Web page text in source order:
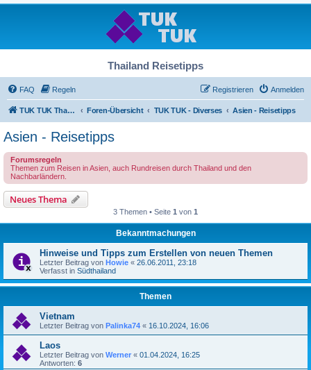
Thailand Reisetipps
FAQ Regeln Anmelden
Registrieren
TUK TUK Thailand Reisetipps Foren-Übersicht TUK TUK - Diverses Asien - Reisetipps
Asien - Reisetipps
Forumsregeln
Themen zum Reisen in Asien, auch Rundreisen durch Thailand und den
Nachbarländern.
Neues Thema
3 Themen • Seite 1 von 1
Bekanntmachungen
Hinweise und Tipps zum Erstellen von neuen Themen
Letzter Beitrag von Howie « 26.06.2011, 23:18
Verfasst in Südthailand
Themen
Vietnam
Letzter Beitrag von Palinka74 « 16.10.2024, 16:06
Laos
Letzter Beitrag von Werner « 01.04.2024, 16:25
Antworten: 6